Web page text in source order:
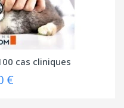
cas cliniques
€